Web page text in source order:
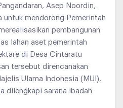
Asep Noordin,
untuk mendorong Pemerintah
pembangunan
lahan aset pemerintah
di Desa Cintaratu
tersebut direncanakan
Ulama Indonesia (MUI),
dilengkapi sarana ibadah